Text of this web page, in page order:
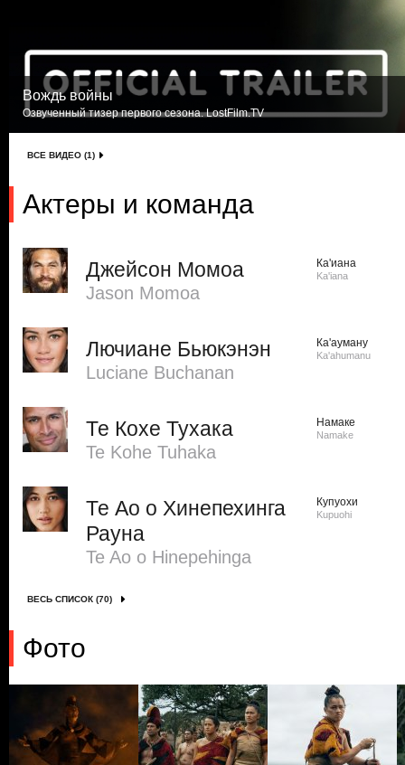
Вождь войны
Озвученный тизер первого сезона. LostFilm.TV
ВСЕ ВИДЕО (1)
Актеры и команда
Джейсон Момоа
Jason Momoa
Ка'иана
Ka'iana
Лючиане Бьюкэнэн
Luciane Buchanan
Ка'ауману
Ka'ahumanu
Те Кохе Тухака
Te Kohe Tuhaka
Намаке
Namake
Те Ао о Хинепехинга
Рауна
Te Ao o Hinepehinga
Купуохи
Kupuohi
ВЕСЬ СПИСОК (70)
Фото